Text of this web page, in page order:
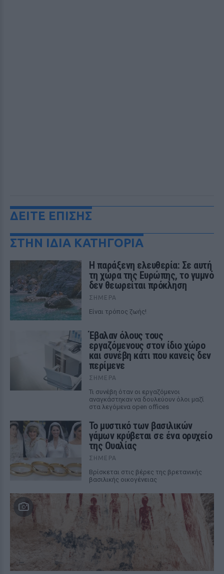
ΔΕΙΤΕ ΕΠΙΣΗΣ
ΣΤΗΝ ΙΔΙΑ ΚΑΤΗΓΟΡΙΑ
Η παράξενη ελευθερία: Σε αυτή
τη χώρα της Ευρώπης, το γuμνό
δεν θεωρείται πρόκληση
ΣΉΜΕΡΑ
Είναι τρόπος ζωής!
Έβαλαν όλους τους
εργαζόμενους στον ίδιο χώρο
και συνέβη κάτι που κανείς δεν
περίμενε
ΣΉΜΕΡΑ
Τι συνέβη όταν οι εργαζόμενοι
αναγκάστηκαν να δουλεύουν όλοι μαζί
στα λεγόμενα open offices
Το μυστικό των βασιλικών
γάμων κρύβεται σε ένα ορυχείο
της Ουαλίας
ΣΉΜΕΡΑ
Βρίσκεται στις βέρες της βρετανικής
βασιλικής οικογένειας